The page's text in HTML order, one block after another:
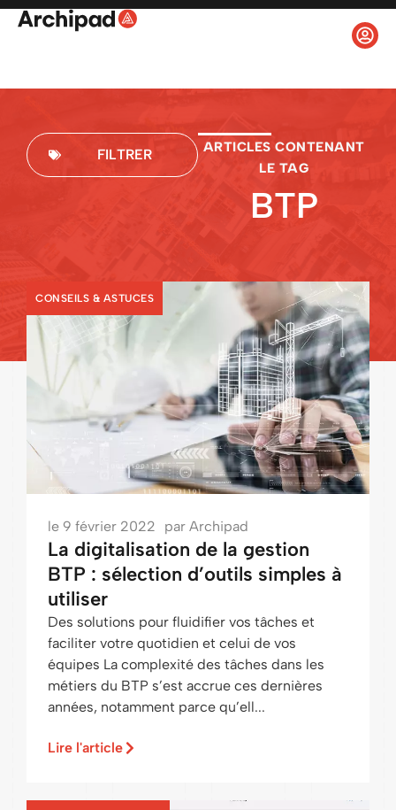
ARTICLES CONTENANT
LE TAG
BTP
FILTRER
CONSEILS & ASTUCES
le 9 février 2022 par Archipad
La digitalisation de la gestion
BTP : sélection d’outils simples à
utiliser
Des solutions pour fluidifier vos tâches et
faciliter votre quotidien et celui de vos
équipes La complexité des tâches dans les
métiers du BTP s’est accrue ces dernières
années, notamment parce qu’ell...
Lire l'article